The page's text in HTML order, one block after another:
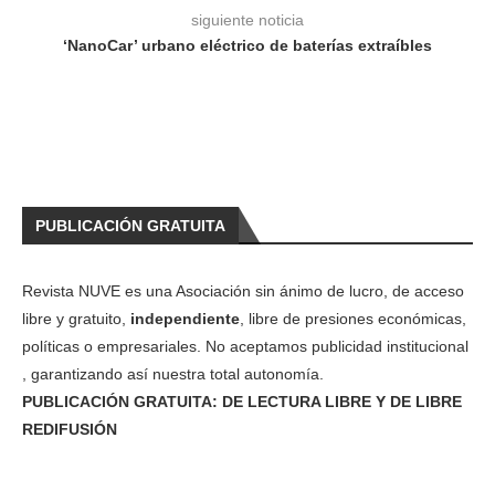
siguiente noticia
‘NanoCar’ urbano eléctrico de baterías extraíbles
PUBLICACIÓN GRATUITA
Revista NUVE es una Asociación sin ánimo de lucro, de acceso
libre y gratuito, independiente , libre de presiones económicas,
políticas o empresariales. No aceptamos publicidad institucional
, garantizando así nuestra total autonomía.
PUBLICACIÓN GRATUITA: DE LECTURA LIBRE Y DE LIBRE
REDIFUSIÓN